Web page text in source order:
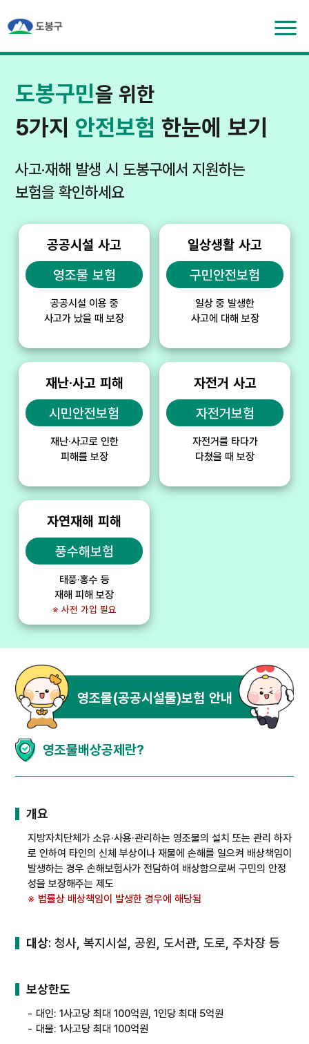
도봉구민을 위한
5가지 안전보험 한눈에 보기
사고·재해 발생 시 도봉구에서 지원하는
보험을 확인하세요
공공시설 사고
영조물 보험
공공시설 이용 중
사고가 났을 때 보장
일상생활 사고
구민안전보험
일상 중 발생한
사고에 대해 보장
재난·사고 피해
시민안전보험
재난·사고로 인한
피해를 보장
자전거 사고
자전거보험
자전거를 타다가
다쳤을 때 보장
자연재해 피해
풍수해보험
태풍·홍수 등
재해 피해 보장
※ 사전 가입 필요
영조물(공공시설물)보험 안내
영조물배상공제란?
개요
지방자치단체가 소유·사용·관리하는 영조물의 설치 또는 관리 하자
로 인하여 타인의 신체 부상이나 재물에 손해를 일으켜 배상책임이
발생하는 경우 손해보험사가 전담하여 배상함으로써 구민의 안정
성을 보장해주는 제도
법률상 배상책임이 발생한 경우에 해당됨
대상: 청사, 복지시설, 공원, 도서관, 도로, 주차장 등
보상한도
대인: 1사고당 최대 100억원, 1인당 최대 5억원
대물: 1사고당 최대 100억원